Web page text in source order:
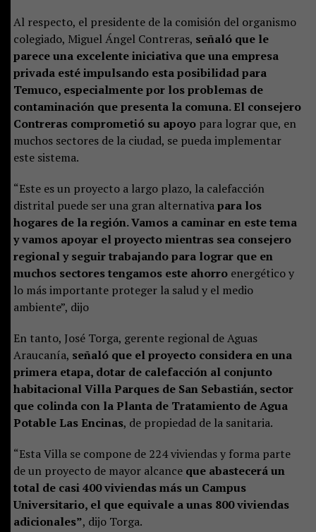
Al respecto, el presidente de la comisión del organismo
colegiado, Miguel Ángel Contreras, señaló que le
parece una excelente iniciativa que una empresa
privada esté impulsando esta posibilidad para
Temuco, especialmente por los problemas de
contaminación que presenta la comuna. El consejero
Contreras comprometió su apoyopara lograr que, en
muchos sectores de la ciudad, se pueda implementar
este sistema.
“Este es un proyecto a largo plazo, la calefacción
distrital puede ser una gran alternativapara los
hogares de la región. Vamos a caminar en este tema
y vamos apoyar el proyecto mientras sea consejero
regional y seguir trabajando para lograr que en
muchos sectores tengamos este ahorroenergético y
lo más importante proteger la salud y el medio
ambiente”, dijo
En tanto, José Torga, gerente regional de Aguas
Araucanía, señaló que el proyecto considera en una
primera etapa, dotar de calefacción al conjunto
habitacional Villa Parques de San Sebastián, sector
que colinda con la Planta de Tratamiento de Agua
Potable Las Encinas, de propiedad de la sanitaria.
“Esta Villa se compone de 224 viviendas y forma parte
de un proyecto de mayor alcance que abastecerá un
total de casi 400 viviendas más un Campus
Universitario, el que equivale a unas 800 viviendas
adicionales”, dijo Torga.